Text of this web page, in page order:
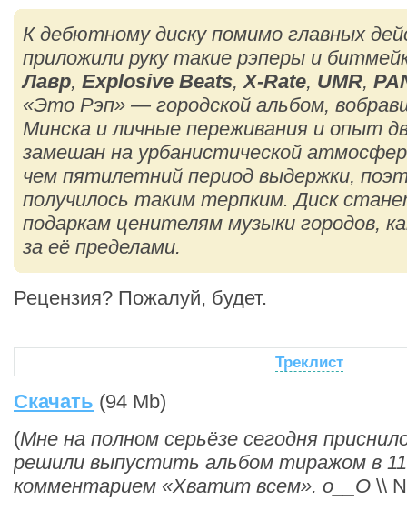
К дебютному диску помимо главных
приложили руку такие рэперы и
Лавр, Explosive Beats,X-Rate, UMR,
«Это Рэп» — городской альбом,
Минска и личные переживания и опыт
замешан на урбанистической
чем пятилетний период выдержки,
получилось таким терпким. Диск
подаркам ценителям музыки городов,
за её пределами.
Рецензия? Пожалуй, будет.
Треклист
Скачать (94 Mb)
(Мне на полном серьёзе сегодня
решили выпустить альбом тиражом в
комментарием «Хватит всем». о__О \\